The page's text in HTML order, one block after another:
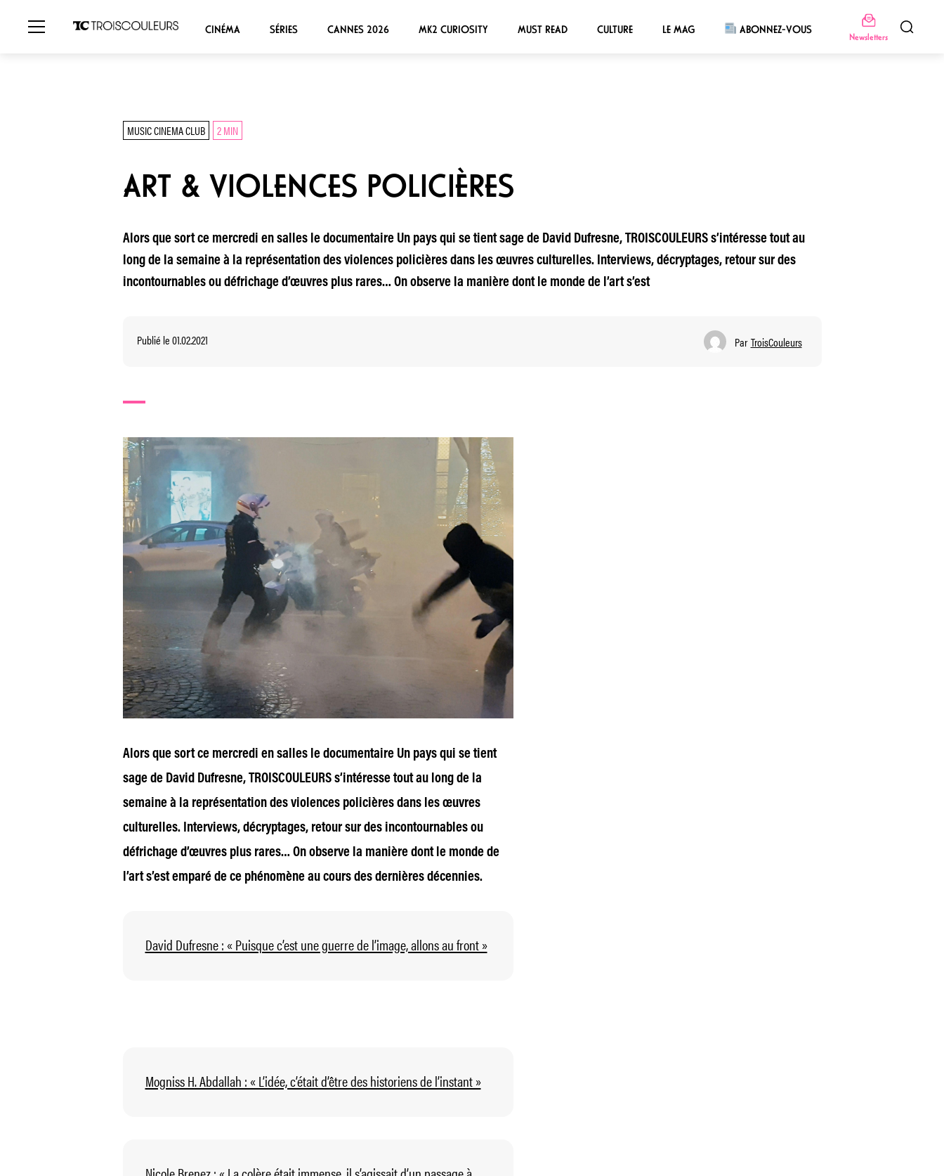
CINÉMA SÉRIES CANNES 2026 MK2 CURIOSITY MUST READ CULTURE LE MAG ABONNEZ-VOUS
Newsletters
MUSIC CINEMA CLUB 2 MIN
ART & VIOLENCES POLICIÈRES
Alors que sort ce mercredi en salles le documentaire Un pays qui se tient sage de David Dufresne, TROISCOULEURS s’intéresse tout au
long de la semaine à la représentation des violences policières dans les œuvres culturelles. Interviews, décryptages, retour sur des
incontournables ou défrichage d’œuvres plus rares… On observe la manière dont le monde de l’art s’est
Publié le 01.02.2021 Par TroisCouleurs
Alors que sort ce mercredi en salles le documentaire Un pays qui se tient
sagede David Dufresne, TROISCOULEURS s’intéresse tout au long de la
semaine à la représentation des violences policières dans les œuvres
culturelles. Interviews, décryptages, retour sur des incontournables ou
défrichage d’œuvres plus rares… On observe la manière dont le monde de
l’art s’est emparé de ce phénomène au cours des dernières décennies.
David Dufresne : « Puisque c’est une guerre de l’image, allons au front »
Mogniss H. Abdallah : « L’idée, c’était d’être des historiens de l’instant »